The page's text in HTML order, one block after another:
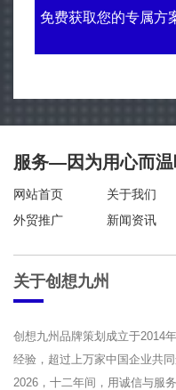
免费获取您的专属方
服务—因为用心而温
网站首页 关于我们
外贸推广
新闻资讯
关于创想九州
创想九州品牌策划成立于2014
经验，超过上万家中国企业共
2026，十二年间，用诚信与服